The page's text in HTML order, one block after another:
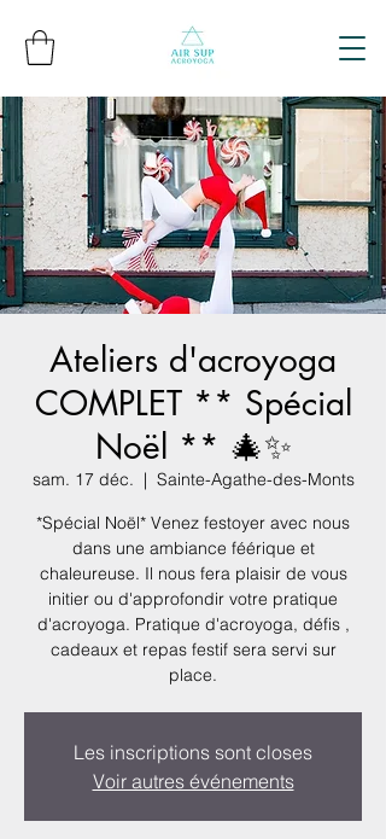
Ateliers d'acroyoga
COMPLET ** Spécial
Noël ** 🎄✨
sam. 17 déc.
  |
Sainte-Agathe-des-Monts
*Spécial Noël* Venez festoyer avec nous
dans une ambiance féérique et
chaleureuse. Il nous fera plaisir de vous
initier ou d'approfondir votre pratique
d'acroyoga. Pratique d'acroyoga, défis ,
cadeaux et repas festif sera servi sur
place.
Les inscriptions sont closes
Voir autres événements